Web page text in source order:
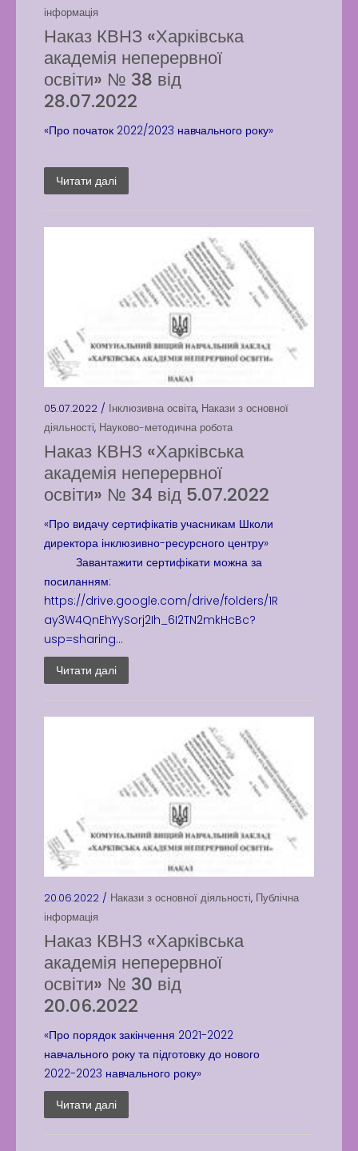
інформація
Наказ КВНЗ «Харківська
академія неперервної
освіти» № 38 від
28.07.2022
«Про початок 2022/2023 навчального року»
Читати далі
05.07.2022 / Інклюзивна освіта, Накази з основної
діяльності, Науково-методична робота
Наказ КВНЗ «Харківська
академія неперервної
освіти» № 34 від 5.07.2022
«Про видачу сертифікатів учасникам Школи
директора інклюзивно-ресурсного центру»
Завантажити сертифікати можна за
посиланням:
https://drive.google.com/drive/folders/1R
ay3W4QnEhYySorj2Ih_6I2TN2mkHcBc?
usp=sharing...
Читати далі
20.06.2022 / Накази з основної діяльності, Публічна
інформація
Наказ КВНЗ «Харківська
академія неперервної
освіти» № 30 від
20.06.2022
«Про порядок закінчення 2021-2022
навчального року та підготовку до нового
2022-2023 навчального року»
Читати далі